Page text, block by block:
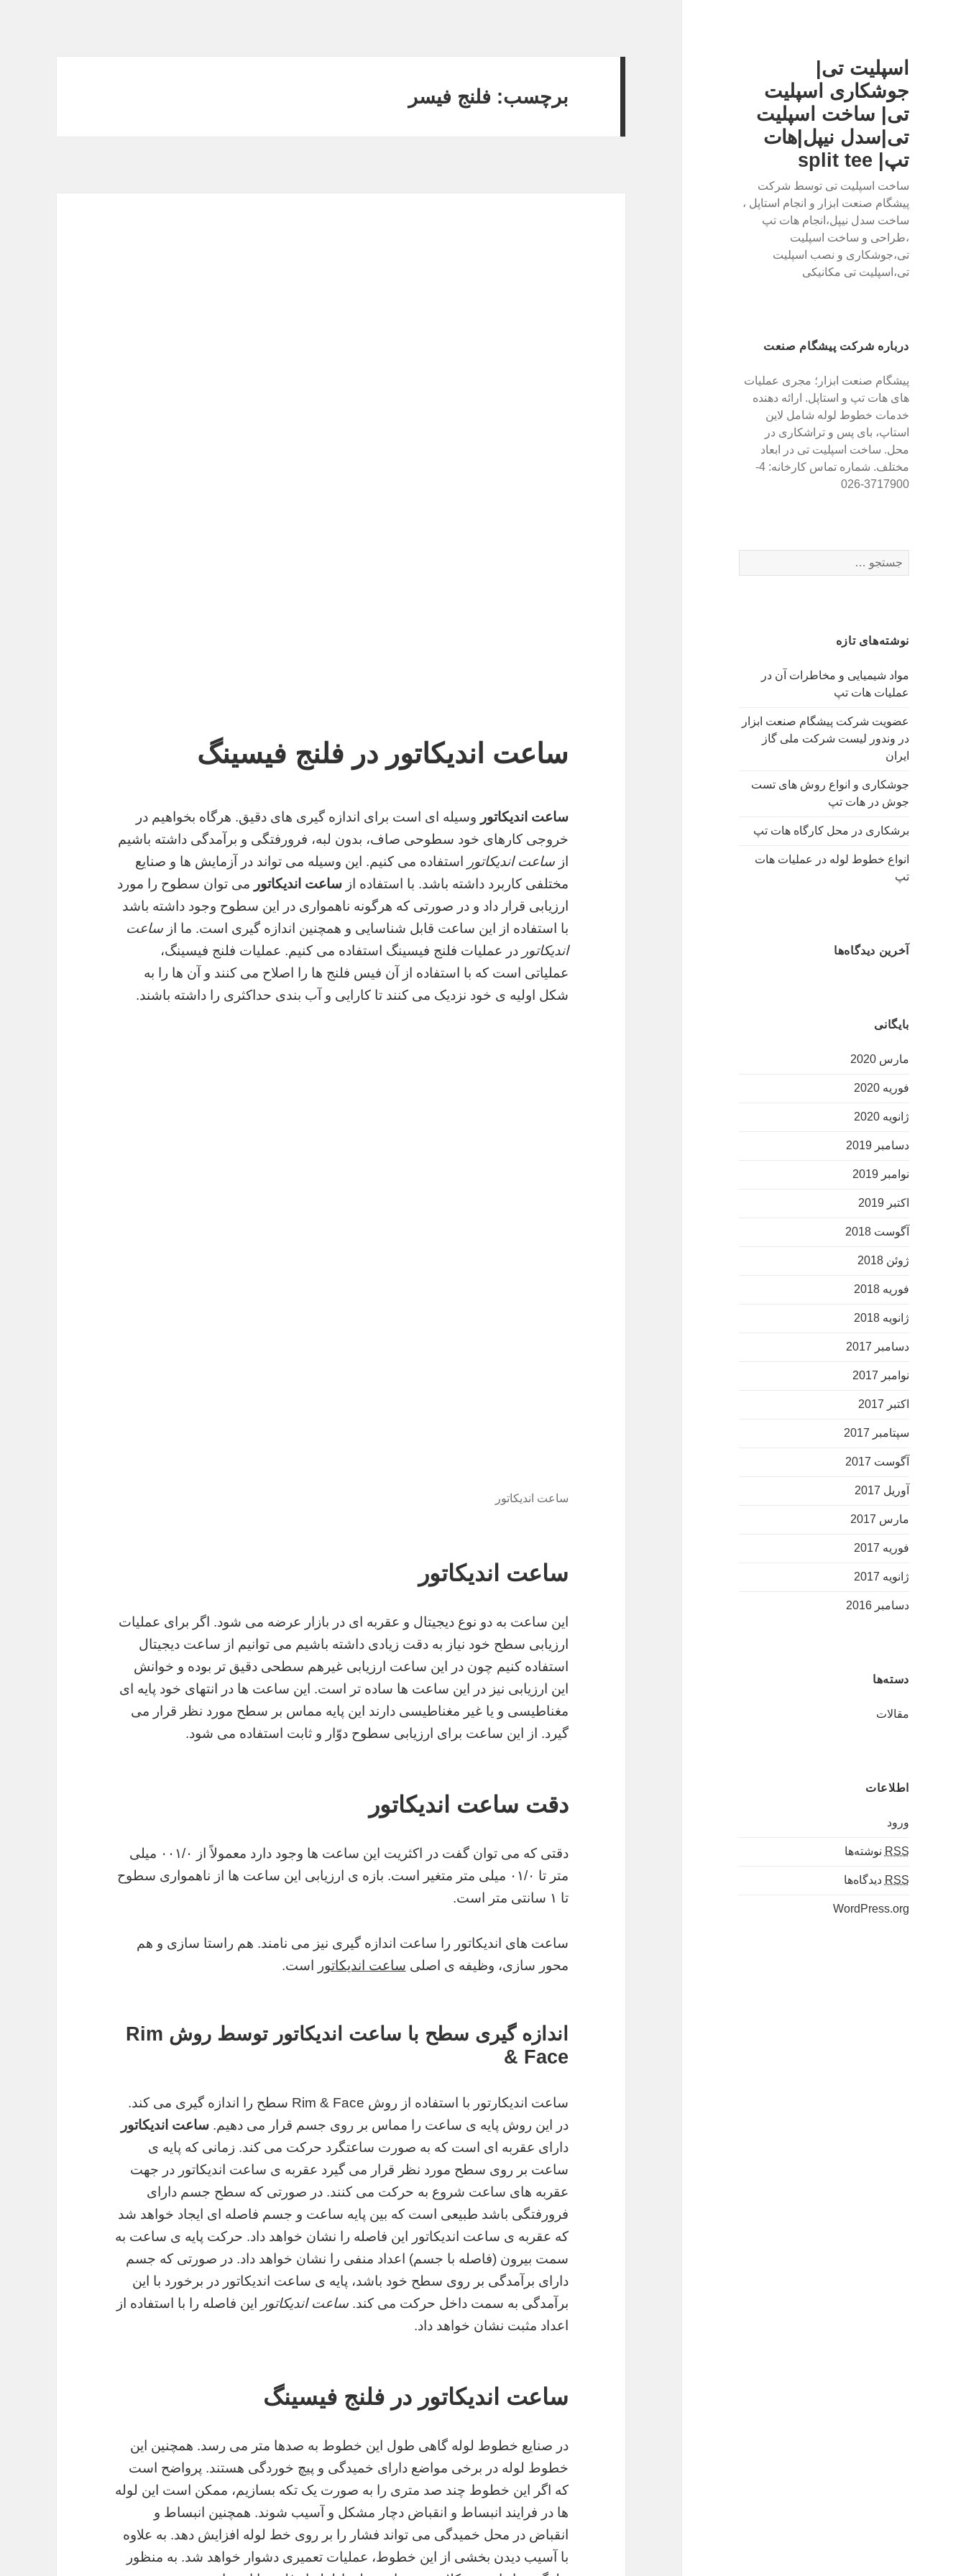
اسپلیت تی|
جوشکاری اسپلیت
تی| ساخت اسپلیت
تی|سدل نیپل|هات
تپ| split tee
ساخت اسپلیت تی توسط شرکت
پیشگام صنعت ابزار و انجام استاپل ،
ساخت سدل نیپل،انجام هات تپ
،طراحی و ساخت اسپلیت
تی،جوشکاری و نصب اسپلیت
تی،اسپلیت تی مکانیکی
درباره شرکت پیشگام صنعت
پیشگام صنعت ابزار؛ مجری عملیات
های هات تپ و استاپل. ارائه دهنده
خدمات خطوط لوله شامل لاین
استاپ، بای پس و تراشکاری در
محل. ساخت اسپلیت تی در ابعاد
مختلف. شماره تماس کارخانه: 4-
3717900-026
س
ب
ا
ی
نوشته‌های تازه
مواد شیمیایی و مخاطرات آن در
عملیات هات تپ
عضویت شرکت پیشگام صنعت ابزار
در وندور لیست شرکت ملی گاز
ایران
جوشکاری و انواع روش های تست
جوش در هات تپ
برشکاری در محل کارگاه هات تپ
انواع خطوط لوله در عملیات هات
تپ
آخرین دیدگاه‌ها
بایگانی
مارس 2020
فوریه 2020
ژانویه 2020
دسامبر 2019
نوامبر 2019
اکتبر 2019
آگوست 2018
ژوئن 2018
فوریه 2018
ژانویه 2018
دسامبر 2017
نوامبر 2017
اکتبر 2017
سپتامبر 2017
آگوست 2017
آوریل 2017
مارس 2017
فوریه 2017
ژانویه 2017
دسامبر 2016
دسته‌ها
مقالات
اطلاعات
ورود
RSS نوشته‌ها
RSS دیدگاه‌ها
WordPress.org
برچسب: فلنج فیسر
ساعت اندیکاتور در فلنج فیسینگ
ساعت اندیکاتور وسیله ای است برای اندازه گیری های دقیق. هرگاه بخواهیم در
خروجی کارهای خود سطوحی صاف، بدون لبه، فرورفتگی و برآمدگی داشته باشیم
ازساعت اندیکاتور
استفاده می کنیم. این وسیله می تواند در آزمایش ها و صنایع
مختلفی کاربرد داشته باشد. با استفاده ازساعت اندیکاتور می توان سطوح را مورد
ارزیابی قرار داد و در صورتی که هرگونه ناهمواری در این سطوح وجود داشته باشد
با استفاده از این ساعت قابل شناسایی و همچنین اندازه گیری است. ما ازساعت
اندیکاتور در عملیات فلنج فیسینگ استفاده می کنیم. عملیات فلنج فیسینگ،
عملیاتی است که با استفاده از آن فیس فلنج ها را اصلاح می کنند و آن ها را به
شکل اولیه ی خود نزدیک می کنند تا کارایی و آب بندی حداکثری را داشته باشند.
ساعت اندیکاتور
ساعت اندیکاتور
این ساعت به دو نوع دیجیتال و عقربه ای در بازار عرضه می شود. اگر برای عملیات
ارزیابی سطح خود نیاز به دقت زیادی داشته باشیم می توانیم از ساعت دیجیتال
استفاده کنیم چون در این ساعت ارزیابی غیرهم سطحی دقیق تر بوده و خوانش
این ارزیابی نیز در این ساعت ها ساده تر است. این ساعت ها در انتهای خود پایه ای
مغناطیسی و یا غیر مغناطیسی دارند این پایه مماس بر سطح مورد نظر قرار می
گیرد. از این ساعت برای ارزیابی سطوح دوّار و ثابت استفاده می شود.
دقت ساعت اندیکاتور
دقتی که می توان گفت در اکثریت این ساعت ها وجود دارد معمولاً از ۰۰۱/۰ میلی
متر تا ۰۱/۰ میلی متر متغیر است. بازه ی ارزیابی این ساعت ها از ناهمواری سطوح
تا ۱ سانتی متر است.
ساعت های اندیکاتور را ساعت اندازه گیری نیز می نامند. هم راستا سازی و هم
محور سازی، وظیفه ی اصلی ساعت اندیکاتور است.
اندازه گیری سطح با ساعت اندیکاتور توسط روش Rim
& Face
ساعت اندیکارتور با استفاده از روش Rim & Face سطح را اندازه گیری می کند.
در این روش پایه ی ساعت را مماس بر روی جسم قرار می دهیم.ساعت اندیکاتور
دارای عقربه ای است که به صورت ساعتگرد حرکت می کند. زمانی که پایه ی
ساعت بر روی سطح مورد نظر قرار می گیرد عقربه ی ساعت اندیکاتور در جهت
عقربه های ساعت شروع به حرکت می کنند. در صورتی که سطح جسم دارای
فرورفتگی باشد طبیعی است که بین پایه ساعت و جسم فاصله ای ایجاد خواهد شد
که عقربه ی ساعت اندیکاتور این فاصله را نشان خواهد داد. حرکت پایه ی ساعت به
سمت بیرون (فاصله با جسم) اعداد منفی را نشان خواهد داد. در صورتی که جسم
دارای برآمدگی بر روی سطح خود باشد، پایه ی ساعت اندیکاتور در برخورد با این
برآمدگی به سمت داخل حرکت می کند.ساعت اندیکاتور این فاصله را با استفاده از
اعداد مثبت نشان خواهد داد.
ساعت اندیکاتور در فلنج فیسینگ
در صنایع خطوط لوله گاهی طول این خطوط به صدها متر می رسد. همچنین این
خطوط لوله در برخی مواضع دارای خمیدگی و پیچ خوردگی هستند. پرواضح است
که اگر این خطوط چند صد متری را به صورت یک تکه بسازیم، ممکن است این لوله
ها در فرایند انبساط و انقباض دچار مشکل و آسیب شوند. همچنین انبساط و
انقباض در محل خمیدگی می تواند فشار را بر روی خط لوله افزایش دهد. به علاوه
با آسیب دیدن بخشی از این خطوط، عملیات تعمیری دشوار خواهد شد. به منظور